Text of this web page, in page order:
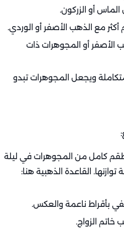
الماس أو الزركون.
أكثر مع الذهب الأصفر أو الوردي.
الأصفر أو المجوهرات ذات
ويجعل المجوهرات تبدو
طقم كامل من المجوهرات في ليلة
توازنها. القاعدة الذهبية هنا:
بأقراط ناعمة والعكس.
خاتم الزواج.